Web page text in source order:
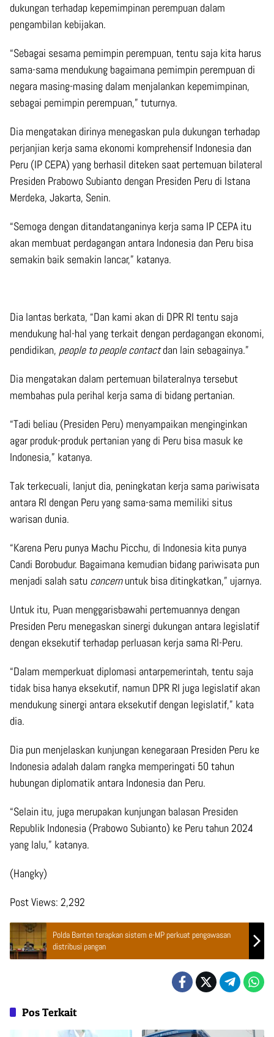
dukungan terhadap kepemimpinan perempuan dalam
pengambilan kebijakan.
“Sebagai sesama pemimpin perempuan, tentu saja kita harus
sama-sama mendukung bagaimana pemimpin perempuan di
negara masing-masing dalam menjalankan kepemimpinan,
sebagai pemimpin perempuan,” tuturnya.
Dia mengatakan dirinya menegaskan pula dukungan terhadap
perjanjian kerja sama ekonomi komprehensif Indonesia dan
Peru (IP CEPA) yang berhasil diteken saat pertemuan bilateral
Presiden Prabowo Subianto dengan Presiden Peru di Istana
Merdeka, Jakarta, Senin.
“Semoga dengan ditandatanganinya kerja sama IP CEPA itu
akan membuat perdagangan antara Indonesia dan Peru bisa
semakin baik semakin lancar,” katanya.
Dia lantas berkata, “Dan kami akan di DPR RI tentu saja
mendukung hal-hal yang terkait dengan perdagangan ekonomi,
pendidikan, people to people contactdan lain sebagainya.”
Dia mengatakan dalam pertemuan bilateralnya tersebut
membahas pula perihal kerja sama di bidang pertanian.
“Tadi beliau (Presiden Peru) menyampaikan menginginkan
agar produk-produk pertanian yang di Peru bisa masuk ke
Indonesia,” katanya.
Tak terkecuali, lanjut dia, peningkatan kerja sama pariwisata
antara RI dengan Peru yang sama-sama memiliki situs
warisan dunia.
“Karena Peru punya Machu Picchu, di Indonesia kita punya
Candi Borobudur. Bagaimana kemudian bidang pariwisata pun
menjadi salah satu concernuntuk bisa ditingkatkan,” ujarnya.
Untuk itu, Puan menggarisbawahi pertemuannya dengan
Presiden Peru menegaskan sinergi dukungan antara legislatif
dengan eksekutif terhadap perluasan kerja sama RI-Peru.
“Dalam memperkuat diplomasi antarpemerintah, tentu saja
tidak bisa hanya eksekutif, namun DPR RI juga legislatif akan
mendukung sinergi antara eksekutif dengan legislatif,” kata
dia.
Dia pun menjelaskan kunjungan kenegaraan Presiden Peru ke
Indonesia adalah dalam rangka memperingati 50 tahun
hubungan diplomatik antara Indonesia dan Peru.
“Selain itu, juga merupakan kunjungan balasan Presiden
Republik Indonesia (Prabowo Subianto) ke Peru tahun 2024
yang lalu,” katanya.
(Hangky)
Post Views: 2,292
Polda Banten terapkan sistem e-MP perkuat pengawasan
distribusi pangan
Pos Terkait